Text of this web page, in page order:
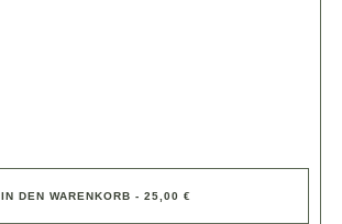
IN DEN WARENKORB - 25,00 €